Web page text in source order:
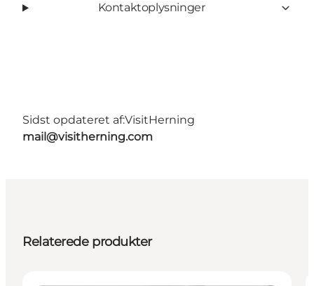
Kontaktoplysninger
Sidst opdateret af:VisitHerning
mail@visitherning.com
Relaterede produkter